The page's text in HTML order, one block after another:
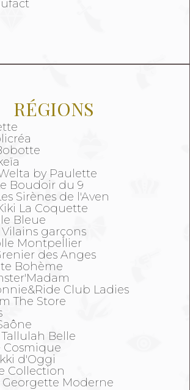
RÉGIONS
by Paulette
Boudoir du 9
Sirènes de l'Aven
La Coquette
Bleue
garçons
Montpellier
des Anges
Bohème
Club Ladies
The Store
Belle
Cosmique
d'Oggi
Collection
Georgette Moderne